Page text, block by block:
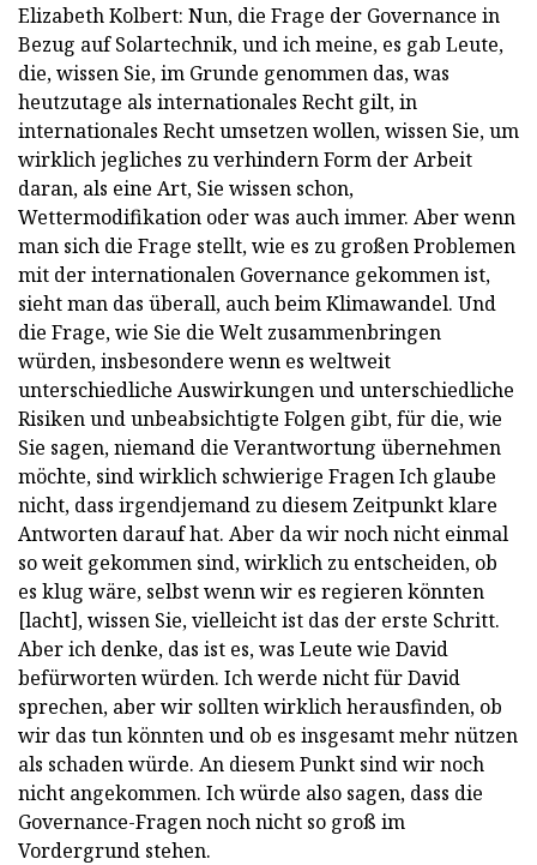
Elizabeth Kolbert: Nun, die Frage der Governance in
Bezug auf Solartechnik, und ich meine, es gab Leute,
die, wissen Sie, im Grunde genommen das, was
heutzutage als internationales Recht gilt, in
internationales Recht umsetzen wollen, wissen Sie, um
wirklich jegliches zu verhindern Form der Arbeit
daran, als eine Art, Sie wissen schon,
Wettermodifikation oder was auch immer. Aber wenn
man sich die Frage stellt, wie es zu großen Problemen
mit der internationalen Governance gekommen ist,
sieht man das überall, auch beim Klimawandel. Und
die Frage, wie Sie die Welt zusammenbringen
würden, insbesondere wenn es weltweit
unterschiedliche Auswirkungen und unterschiedliche
Risiken und unbeabsichtigte Folgen gibt, für die, wie
Sie sagen, niemand die Verantwortung übernehmen
möchte, sind wirklich schwierige Fragen Ich glaube
nicht, dass irgendjemand zu diesem Zeitpunkt klare
Antworten darauf hat. Aber da wir noch nicht einmal
so weit gekommen sind, wirklich zu entscheiden, ob
es klug wäre, selbst wenn wir es regieren könnten
[lacht], wissen Sie, vielleicht ist das der erste Schritt.
Aber ich denke, das ist es, was Leute wie David
befürworten würden. Ich werde nicht für David
sprechen, aber wir sollten wirklich herausfinden, ob
wir das tun könnten und ob es insgesamt mehr nützen
als schaden würde. An diesem Punkt sind wir noch
nicht angekommen. Ich würde also sagen, dass die
Governance-Fragen noch nicht so groß im
Vordergrund stehen.